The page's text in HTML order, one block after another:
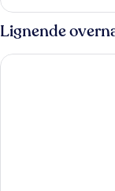
med
2
enkeltsenge
(inklusiv
linnedpakke)
Lignende
Stay and Sleep